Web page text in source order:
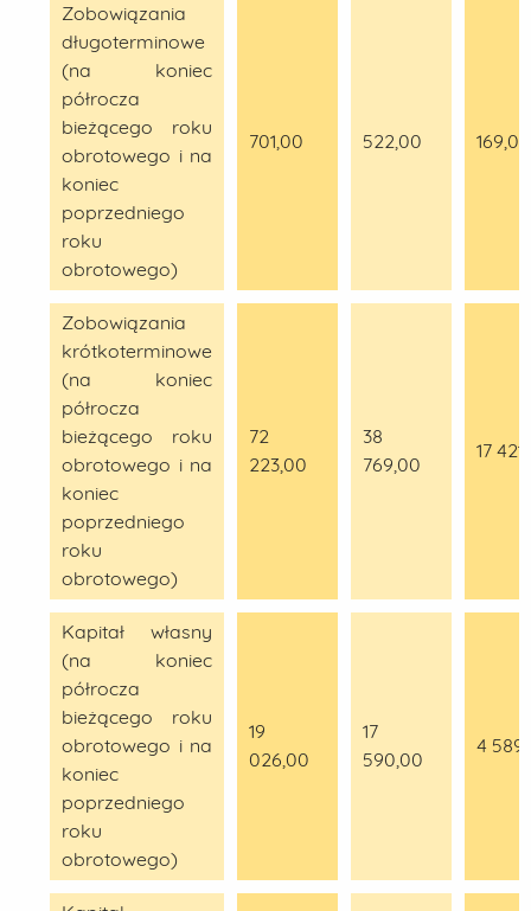
Zobowiązania
długoterminowe
(na koniec
półrocza
bieżącego roku
obrotowego i na
koniec
poprzedniego
roku
obrotowego)
701,00 522,00 169,00
Zobowiązania
krótkoterminowe
(na koniec
półrocza
bieżącego roku
obrotowego i na
koniec
poprzedniego
roku
obrotowego)
72
223,00
38
769,00
17
Kapitał własny
(na koniec
półrocza
bieżącego roku
obrotowego i na
koniec
poprzedniego
roku
obrotowego)
19
026,00
17
590,00
4